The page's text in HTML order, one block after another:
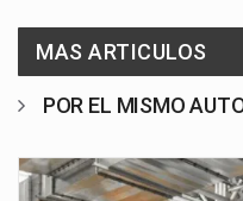
MAS ARTICULOS
POR EL MISMO